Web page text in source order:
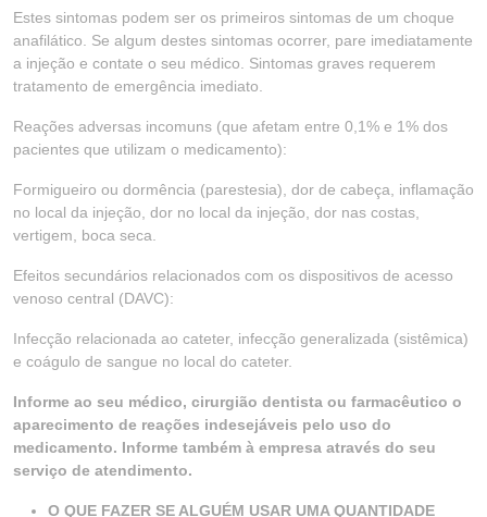
Estes sintomas podem ser os primeiros sintomas de um choque
anafilático. Se algum destes sintomas ocorrer, pare imediatamente
a injeção e contate o seu médico. Sintomas graves requerem
tratamento de emergência imediato.
Reações adversas incomuns (que afetam entre 0,1% e 1% dos
pacientes que utilizam o medicamento):
Formigueiro ou dormência (parestesia), dor de cabeça, inflamação
no local da injeção, dor no local da injeção, dor nas costas,
vertigem, boca seca.
Efeitos secundários relacionados com os dispositivos de acesso
venoso central (DAVC):
Infecção relacionada ao cateter, infecção generalizada (sistêmica)
e coágulo de sangue no local do cateter.
Informe ao seu médico, cirurgião dentista ou farmacêutico o
aparecimento de reações indesejáveis pelo uso do
medicamento. Informe também à empresa através do seu
serviço de atendimento.
O QUE FAZER SE ALGUÉM USAR UMA QUANTIDADE